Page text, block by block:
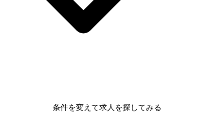
条件を変えて求人を探してみる